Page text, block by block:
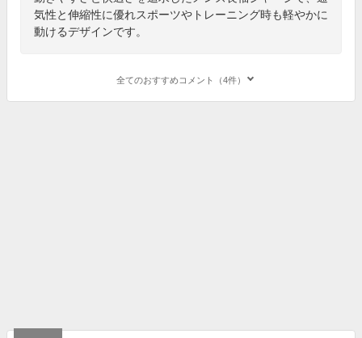
気性と伸縮性に優れスポーツやトレーニング時も軽やかに
動けるデザインです。
全てのおすすめコメント（4件）